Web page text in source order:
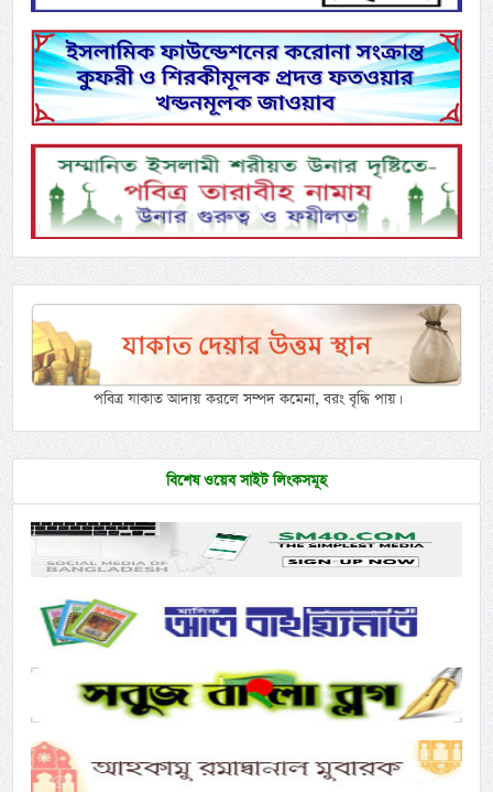
পবিত্র যাকাত আদায় করলে সম্পদ কমেনা, বরং বৃদ্ধি পায়।
বিশেষ ওয়েব সাইট লিংকসমূহ